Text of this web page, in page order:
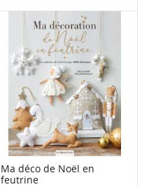
Ma déco de Noël en
feutrine